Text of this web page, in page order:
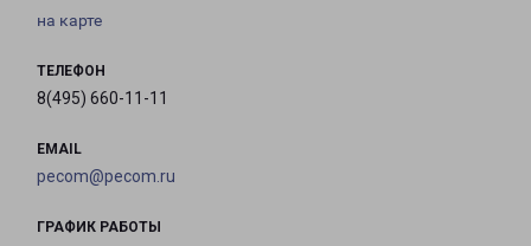
на карте
ТЕЛЕФОН
8(495) 660-11-11
EMAIL
pecom@pecom.ru
ГРАФИК РАБОТЫ